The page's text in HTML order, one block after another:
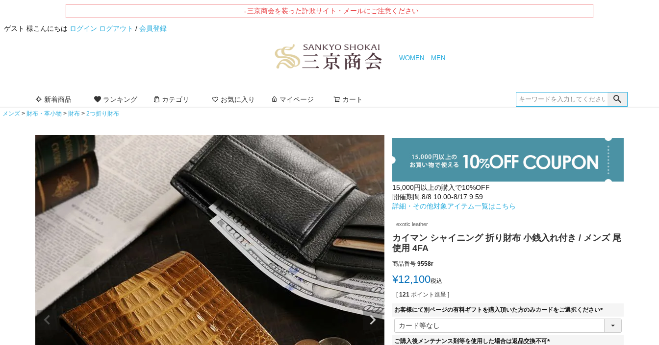
→三京商会を装った詐欺サイト・メールにご注意ください
ゲスト 様こんにちは ログイン ログアウト / 会員登録
WOMEN MEN
新着商品 ランキング カテゴリ お気に入り マイページ カート
メンズ 財布・革小物 財布 2つ折り財布
15,000円以上の購入で10%OFF
開催期間:8/8 10:00-8/17 9:59
詳細・その他対象アイテム一覧はこちら
exotic leather
カイマン シャイニング 折り財布 小銭入れ付き / メンズ 尾
使用 4FA
商品番号 9558r
¥12,100税込
[ 121 ポイント進呈 ]
お客様にて別ページの有料ギフトを購入頂いた方のみカードをご選択ください
(
ご購入後メンテナンス剤等を使用した場合は返品交換不可